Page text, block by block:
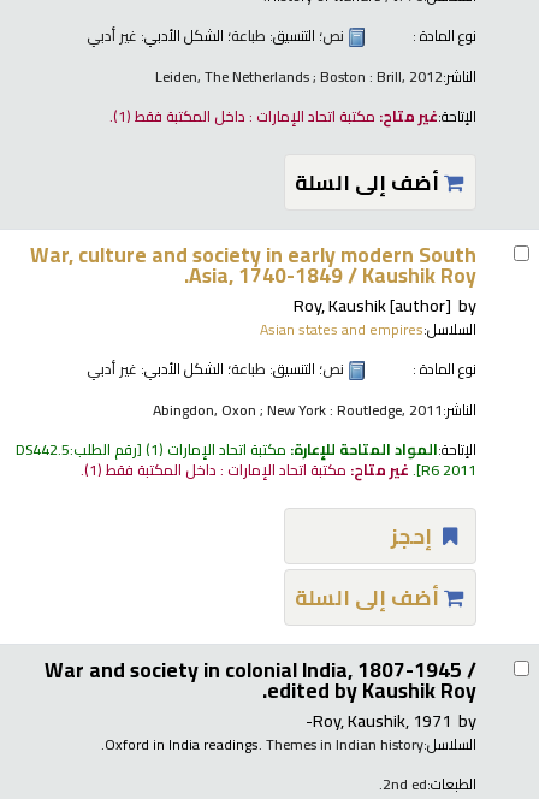
نوع المادة :
نص؛ التنسيق: طباعة؛ الشكل الأدبي: غير أدبي
الناشر:Leiden, The Netherlands ; Boston : Brill, 2012
الإتاحة:غير متاح: مكتبة اتحاد الإمارات : داخل المكتبة فقط(1).
أضف إلى السلة
War, culture and society in early modern South
Asia, 1740-1849 /Kaushik Roy.
by
Roy, Kaushik[author]
السلاسل:Asian states and empires
نوع المادة :
نص؛ التنسيق: طباعة؛ الشكل الأدبي: غير أدبي
الناشر:Abingdon, Oxon ; New York : Routledge, 2011
الإتاحة:المواد المتاحة للإعارة: مكتبة اتحاد الإمارات (1) رقم الطلب:DS442.5
R6 2011
.غير متاح: مكتبة اتحاد الإمارات : داخل المكتبة فقط(1).
إحجز
أضف إلى السلة
War and society in colonial India, 1807-1945 /
edited by Kaushik Roy.
by
Roy, Kaushik, 1971-
السلاسل: Oxford in India readings. Themes in Indian history.
الطبعات:2nd ed.